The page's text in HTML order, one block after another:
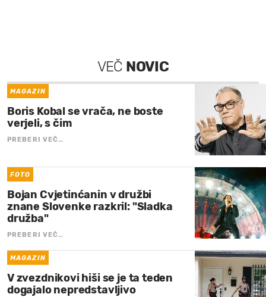
VEČ NOVIC
MAGAZIN
Boris Kobal se vrača, ne boste
verjeli, s čim
PREBERI VEČ…
FOTO
Bojan Cvjetinćanin v družbi
znane Slovenke razkril: "Sladka
družba"
PREBERI VEČ…
MAGAZIN
V zvezdnikovi hiši se je ta teden
dogajalo nepredstavljivo